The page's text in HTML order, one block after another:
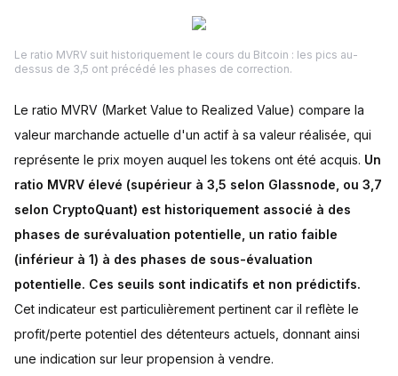
Le ratio MVRV suit historiquement le cours du Bitcoin : les pics au-
dessus de 3,5 ont précédé les phases de correction.
Le ratio MVRV (Market Value to Realized Value) compare la
valeur marchande actuelle d'un actif à sa valeur réalisée, qui
représente le prix moyen auquel les tokens ont été acquis. Un
ratio MVRV élevé (supérieur à 3,5 selon Glassnode, ou 3,7
selon CryptoQuant) est historiquement associé à des
phases de surévaluation potentielle, un ratio faible
(inférieur à 1) à des phases de sous-évaluation
potentielle. Ces seuils sont indicatifs et non prédictifs.
Cet indicateur est particulièrement pertinent car il reflète le
profit/perte potentiel des détenteurs actuels, donnant ainsi
une indication sur leur propension à vendre.